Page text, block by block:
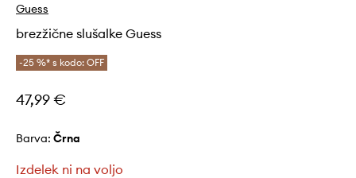
Guess
brezžične slušalke Guess
-25 %* s kodo: OFF
47,99 €
Barva: črna
Izdelek ni na voljo